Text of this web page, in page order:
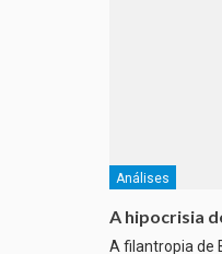
Análises
A hipocrisia
A filantropia de